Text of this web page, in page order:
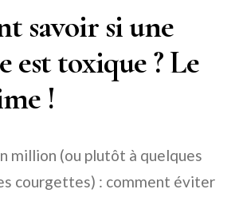
savoir si une
est toxique ? Le
!
million (ou plutôt à quelques
courgettes) : comment éviter